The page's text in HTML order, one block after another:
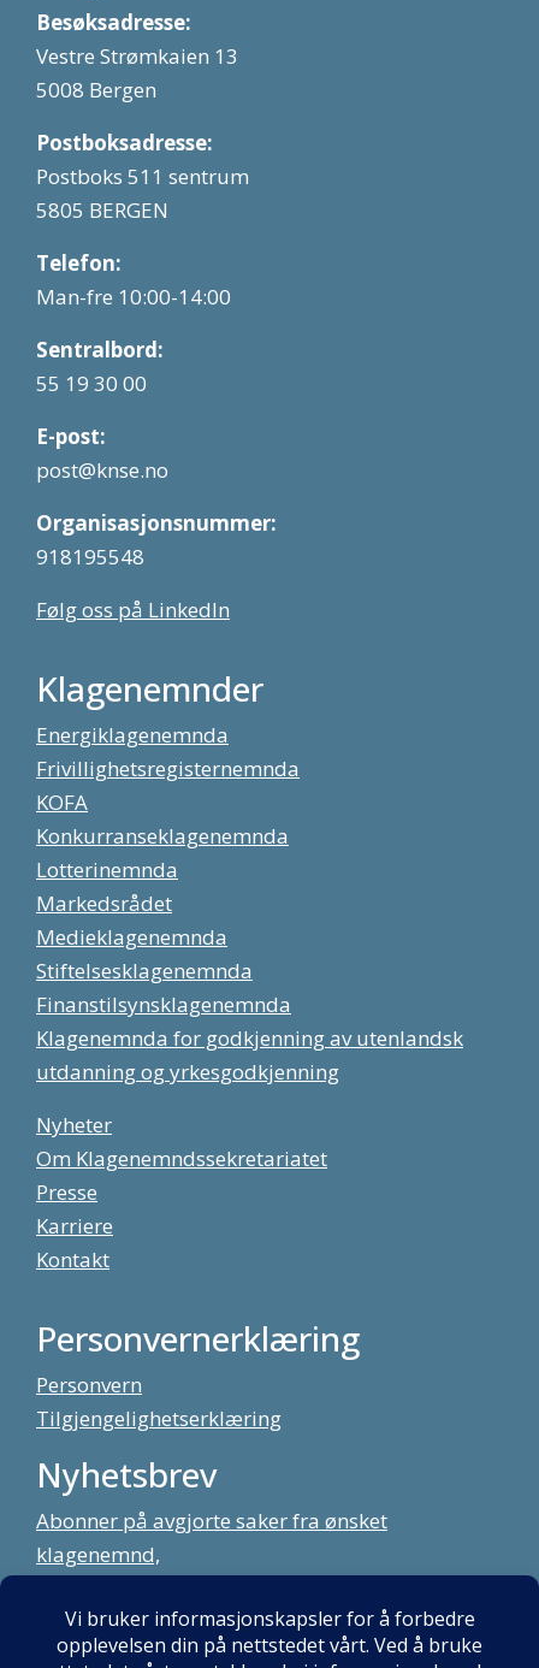
Besøksadresse:
Vestre Strømkaien 13
5008 Bergen
Postboksadresse:
Postboks 511 sentrum
5805 BERGEN
Telefon:
Man-fre 10:00-14:00
Sentralbord:
55 19 30 00
E-post:
post@knse.no
Organisasjonsnummer:
918195548
Følg oss på LinkedIn
Klagenemnder
Energiklagenemnda
Frivillighetsregisternemnda
KOFA
Konkurranseklagenemnda
Lotterinemnda
Markedsrådet
Medieklagenemnda
Stiftelsesklagenemnda
Finanstilsynsklagenemnda
Klagenemnda for godkjenning av utenlandsk
utdanning og yrkesgodkjenning
Nyheter
Om Klagenemndssekretariatet
Presse
Karriere
Kontakt
Personvernerklæring
Personvern
Tilgjengelighetserklæring
Nyhetsbrev
Abonner på avgjorte saker fra ønsket
klagenemnd,